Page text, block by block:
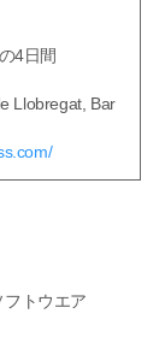
4日間
Llobregat, Bar
トウエア